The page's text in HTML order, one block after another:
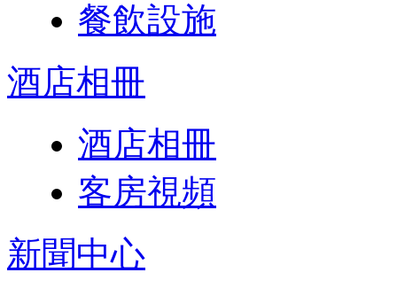
餐飲設施
酒店相冊
酒店相冊
客房視頻
新聞中心